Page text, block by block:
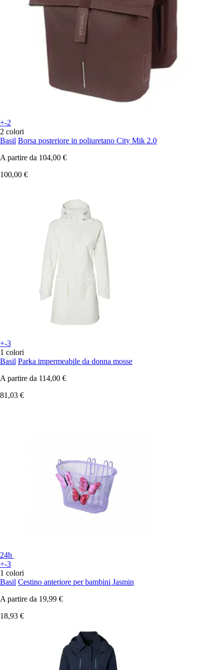
+-2
2 colori
Basil Borsa posteriore in poliuretano City Mik 2.0
A partire da 104,00 €
100,00 €
+-3
1 colori
Basil Parka impermeabile da donna mosse
A partire da 114,00 €
81,03 €
24h
+-3
1 colori
Basil Cestino anteriore per bambini Jasmin
A partire da 19,99 €
18,93 €